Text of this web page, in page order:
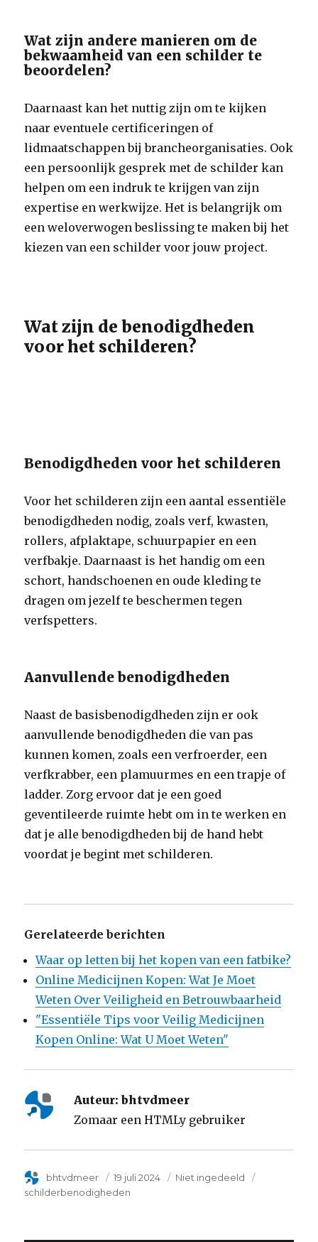
Wat zijn andere manieren om de
bekwaamheid van een schilder te
beoordelen?
Daarnaast kan het nuttig zijn om te kijken
naar eventuele certificeringen of
lidmaatschappen bij brancheorganisaties. Ook
een persoonlijk gesprek met de schilder kan
helpen om een indruk te krijgen van zijn
expertise en werkwijze. Het is belangrijk om
een weloverwogen beslissing te maken bij het
kiezen van een schilder voor jouw project.
Wat zijn de benodigdheden
voor het schilderen?
Benodigdheden voor het schilderen
Voor het schilderen zijn een aantal essentiële
benodigdheden nodig, zoals verf, kwasten,
rollers, afplaktape, schuurpapier en een
verfbakje. Daarnaast is het handig om een
schort, handschoenen en oude kleding te
dragen om jezelf te beschermen tegen
verfspetters.
Aanvullende benodigdheden
Naast de basisbenodigdheden zijn er ook
aanvullende benodigdheden die van pas
kunnen komen, zoals een verfroerder, een
verfkrabber, een plamuurmes en een trapje of
ladder. Zorg ervoor dat je een goed
geventileerde ruimte hebt om in te werken en
dat je alle benodigdheden bij de hand hebt
voordat je begint met schilderen.
Gerelateerde berichten
Waar op letten bij het kopen van een fatbike?
Online Medicijnen Kopen: Wat Je Moet
Weten Over Veiligheid en Betrouwbaarheid
"Essentiële Tips voor Veilig Medicijnen
Kopen Online: Wat U Moet Weten"
Auteur: bhtvdmeer
Zomaar een HTMLy gebruiker
Author
bhtvdmeer
Posted
on
19 juli 2024 Categorie
Niet ingedeeld
schilderbenodigheden